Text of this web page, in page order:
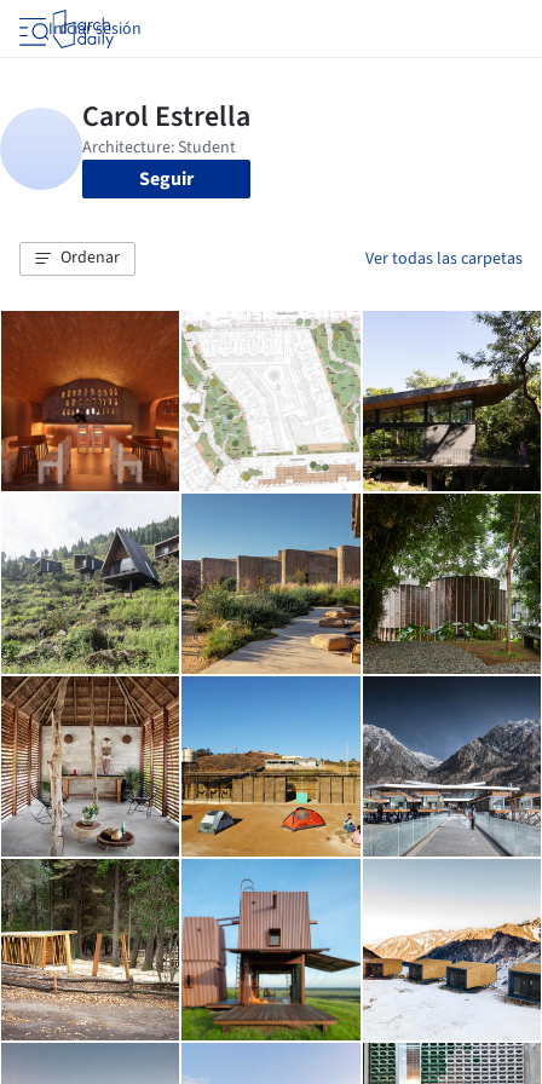
Iniciar sesión
Seguir
Ordenar Ver todas las carpetas